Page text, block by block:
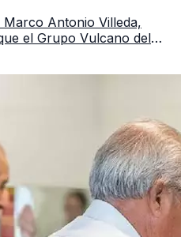
Antonio Villeda,
el Grupo Vulcano del
del Ministerio